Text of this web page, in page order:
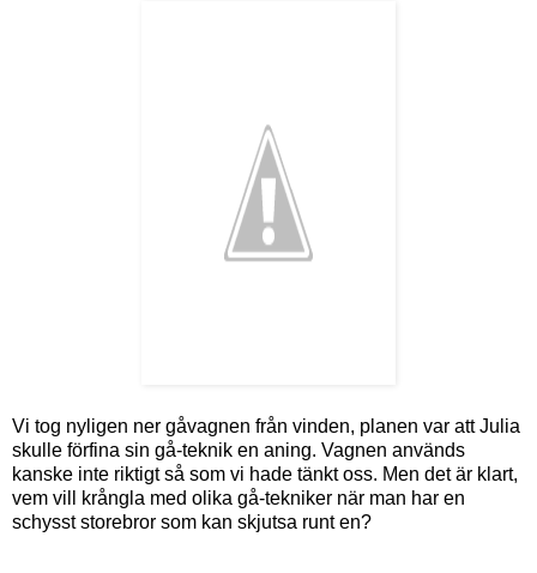
Vi tog nyligen ner gåvagnen från vinden, planen var att Julia
skulle förfina sin gå-teknik en aning. Vagnen används
kanske inte riktigt så som vi hade tänkt oss. Men det är klart,
vem vill krångla med olika gå-tekniker när man har en
schysst storebror som kan skjutsa runt en?